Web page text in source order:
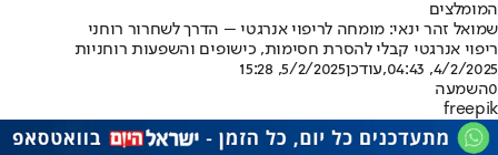
המומלצים
שמואל זהר ינאי: מומחה לריפוי אנרגטי – הדרך לשחרור רוחני
ריפוי אנרגטי קבלי להסרת חסימות, כישופים והשפעות רוחניות
4/2/2025, 04:43
,עודכן5/2/2025, 15:28
0השמעה
freepik